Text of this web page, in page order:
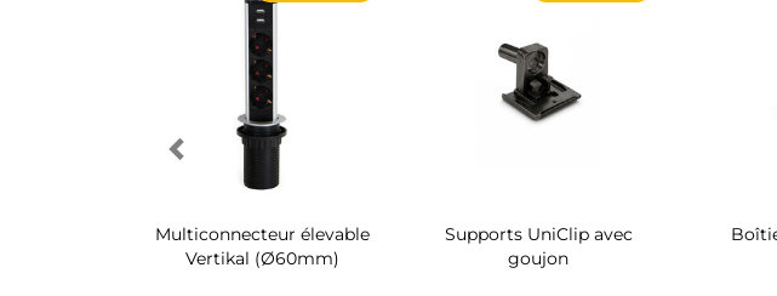
Multiconnecteur élevable
Vertikal (Ø60mm)
Supports UniClip avec
goujon